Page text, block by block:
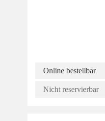
Online bestellbar
Nicht reservierbar